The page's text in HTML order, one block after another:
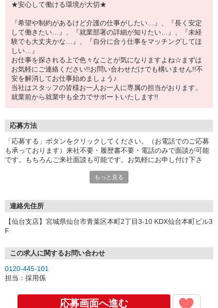
★安心して働ける環境が大切★
『希望や制約があるけど介護の仕事がしたい…』、『長く安定
して働きたい…』、『就業部署の詳細が知りたい…』、『未経
験でも大丈夫かな…』、『自分に合う仕事をマッチングしてほ
しい…』
お仕事を探される上で色々なことが気になりますよね☆まずは
お気軽にご連絡ください!!お問い合わせだけでも構いません!!不
安を解消してお仕事始めましょう♪
当社はスタッフの皆様お一人お一人に専属の担当がおります。
就業前から就業中も全力でサポートいたします!!
応募方法
「応募する」ボタンをクリックしてください。（お電話でのご応募
も承っております）来社不要・履歴書不要・電話のみで面談が可能
です。もちろんご来社面談も可能です。お気軽にお申し付け下さ
もっと見る
連絡先住所
【仙台支店】宮城県仙台市青葉区本町2丁目3-10 KDX仙台本町ビル3
F
この求人に関するお問い合わせ
0120-445-101
担当：採用係
応募画面へ進む